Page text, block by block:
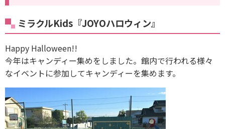
ミラクルKids『JOYOハロウィン』
Happy Halloween!!
今年はキャンディー集めをしました。館内で行われる様々
なイベントに参加してキャンディーを集めます。